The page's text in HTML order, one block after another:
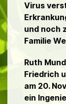
Virus
und noch
Familie
Ruth
Friedrich
am 20.
ein